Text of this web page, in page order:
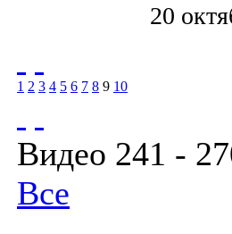
20
1 2 3 4 5 6 7 8 9 10
Видео 241 -
Все